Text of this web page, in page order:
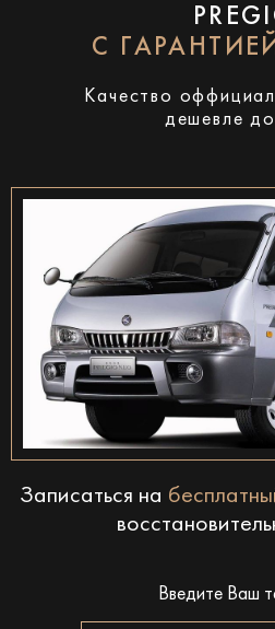
С
Качество
дешевле
Записаться на
Введите Ваш